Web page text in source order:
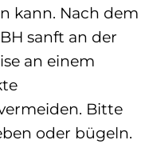
kann. Nach dem
sanft an der
an einem
Bitte
oder bügeln.